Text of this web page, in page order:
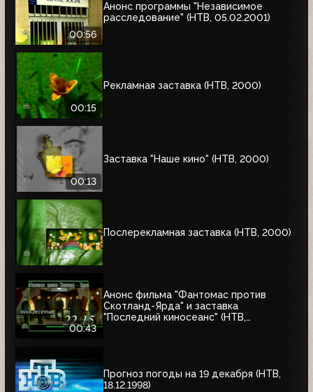
00:56
Анонс программы "Независимое
расследование" (НТВ, 05.02.2001)
00:15
Рекламная заставка (НТВ, 2000)
00:13
Заставка "Наше кино" (НТВ, 2000)
Послерекламная заставка (НТВ, 2000)
00:43
Анонс фильма "Фантомас против
Скотланд-Ярда" и заставка
"Последний киносеанс" (НТВ,
Прогноз погоды на 19 декабря (НТВ,
18.12.1998)